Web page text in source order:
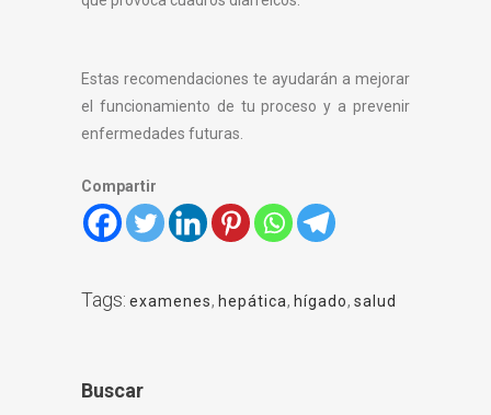
Estas recomendaciones te ayudarán a mejorar
el funcionamiento de tu proceso y a prevenir
enfermedades futuras.
Compartir
Tags: examenes, hepática, hígado, salud
Buscar